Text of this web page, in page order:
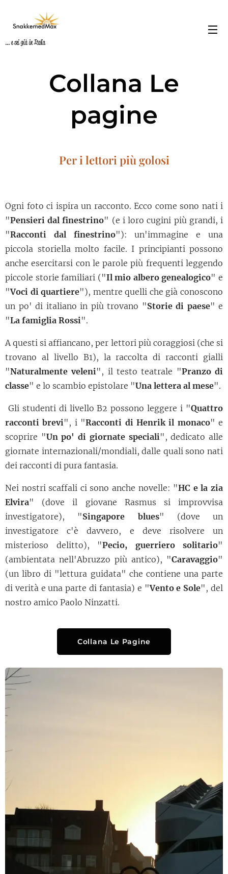
... e sei già in Italia
Collana Le
pagine
Per i lettori più golosi
Ogni foto ci ispira un racconto. Ecco come sono nati i
"Pensieri dal finestrino" (e i loro cugini più grandi, i
"Racconti dal finestrino"): un'immagine e una
piccola storiella molto facile. I principianti possono
anche esercitarsi con le parole più frequenti leggendo
piccole storie familiari ("Il mio albero genealogico" e
"Voci di quartiere"), mentre quelli che già conoscono
un po' di italiano in più trovano "Storie di paese" e
"La famiglia Rossi".
A questi si affiancano, per lettori più coraggiosi (che si
trovano al livello B1), la raccolta di racconti gialli
"Naturalmente veleni", il testo teatrale "Pranzo di
classe" e lo scambio epistolare "Una lettera al mese".
Gli studenti di livello B2 possono leggere i "Quattro
racconti brevi", i "Racconti di Henrik il monaco" e
scoprire "Un po' di giornate speciali", dedicato alle
giornate internazionali/mondiali, dalle quali sono nati
dei racconti di pura fantasia.
Nei nostri scaffali ci sono anche novelle: "HC e la zia
Elvira" (dove il giovane Rasmus si improvvisa
investigatore), "Singapore blues" (dove un
investigatore c'è davvero, e deve risolvere un
misterioso delitto), "Pecio, guerriero solitario"
(ambientata nell'Abruzzo più antico), "Caravaggio"
(un libro di "lettura guidata" che contiene una parte
di verità e una parte di fantasia) e "Vento e Sole", del
nostro amico Paolo Ninzatti.
Collana Le Pagine